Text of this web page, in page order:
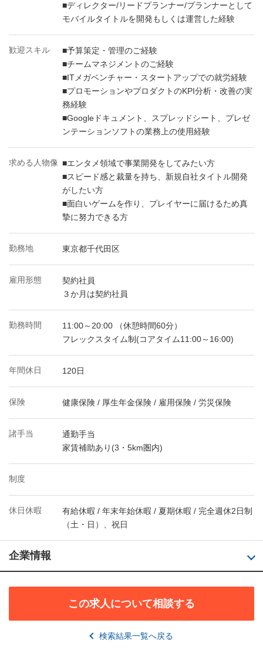
■ディレクター/リードプランナー/プランナーとして
モバイルタイトルを開発もしくは運営した経験
歓迎スキル
■予算策定・管理のご経験
■チームマネジメントのご経験
■ITメガベンチャー・スタートアップでの就労経験
■プロモーションやプロダクトのKPI分析・改善の実
務経験
■Googleドキュメント、スプレッドシート、プレゼ
ンテーションソフトの業務上の使用経験
求める人物像 ■エンタメ領域で事業開発をしてみたい方
■スピード感と裁量を持ち、新規自社タイトル開発
がしたい方
■面白いゲームを作り、プレイヤーに届けるため真
摯に努力できる方
勤務地 東京都千代田区
雇用形態
契約社員
３か月は契約社員
勤務時間
11:00～20:00 （休憩時間60分）
フレックスタイム制(コアタイム11:00～16:00)
年間休日 120日
保険 健康保険 / 厚生年金保険 / 雇用保険 / 労災保険
諸手当
通勤手当
家賃補助あり(3・5km圏内)
制度
休日休暇
有給休暇 / 年末年始休暇 / 夏期休暇 / 完全週休2日制
（土・日）、祝日
企業情報
この求人について相談する
検索結果一覧へ戻る